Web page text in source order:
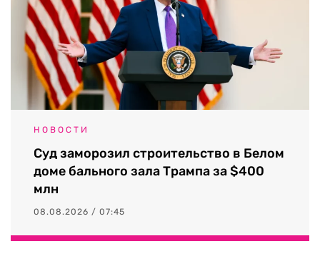
НОВОСТИ
Суд заморозил строительство в Белом
доме бального зала Трампа за $400
млн
08.08.2026 / 07:45